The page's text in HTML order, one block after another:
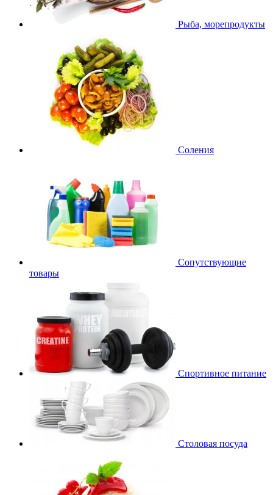
Рыба, морепродукты
Соления
Сопутствующие
товары
Спортивное питание
Столовая посуда